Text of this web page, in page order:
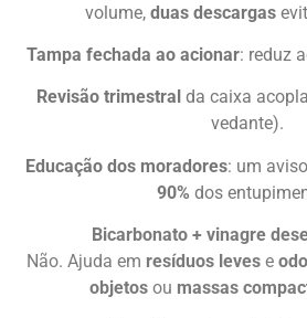
volume, duas descargas
Tampa fechada ao acionar: reduz
Revisão trimestral da caixa
vedante).
Educação dos moradores: um
90% dos
Bicarbonato + vinagre
Não. Ajuda em resíduos leves e
objetos ou massas